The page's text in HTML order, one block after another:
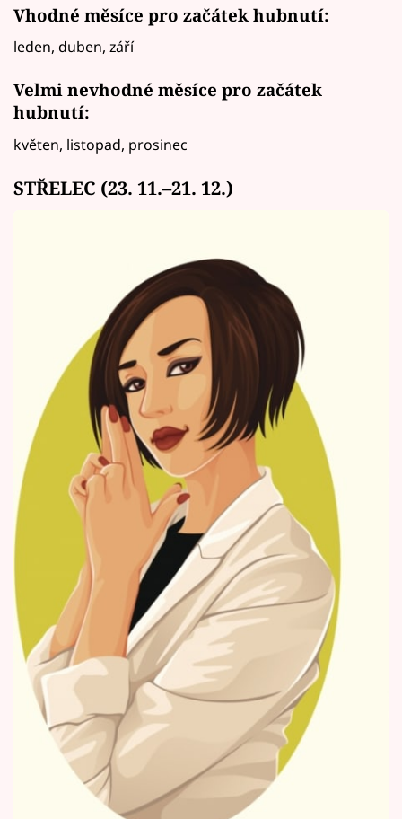
Vhodné měsíce pro začátek hubnutí:
leden, duben, září
Velmi nevhodné měsíce pro začátek
hubnutí:
květen, listopad, prosinec
STŘELEC (23. 11.–21. 12.)